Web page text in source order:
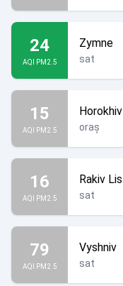
24
AQI PM2.5
Zymne
sat
15
AQI PM2.5
Horokhiv
oraș
16
AQI PM2.5
Rakiv Lis
sat
79
AQI PM2.5
Vyshniv
sat